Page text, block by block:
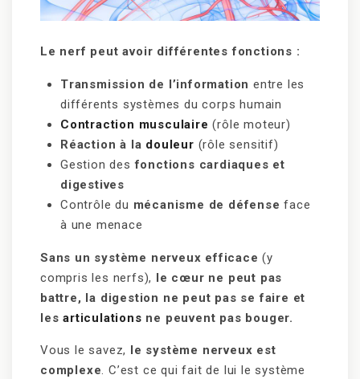
Le nerf peut avoir différentes fonctions :
Transmission de l’information entre les
différents systèmes du corps humain
Contraction musculaire (rôle moteur)
Réaction à la douleur (rôle sensitif)
Gestion desfonctions cardiaques et
digestives
Contrôle du mécanisme de défense face
à une menace
Sans un système nerveux efficace (y
compris les nerfs), le cœur ne peut pas
battre, la digestion ne peut pas se faire et
lesarticulations ne peuvent pas bouger.
Vous le savez, le système nerveux est
complexe. C’est ce qui fait de lui le système